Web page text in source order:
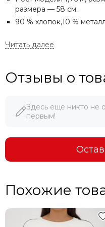
размера — 58 см.
90 % хлопок,10 %
МЫ ДОРОЖИМ
товар дешевле - мы
Отзывы о
Здесь еще никто не
первым!
Похожие